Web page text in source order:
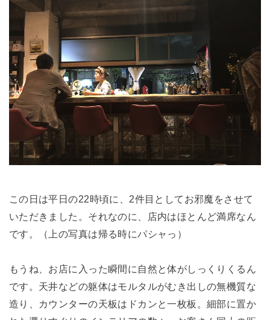
この日は平日の22時頃に、2件目としてお邪魔をさせて
いただきました。それなのに、店内はほとんど満席なん
です。（上の写真は帰る時にパシャっ）
もうね、お店に入った瞬間に自然と体がしっくりくるん
です。天井などの躯体はモルタルがむき出しの無機質な
造り、カウンターの天板はドカンと一枚板。細部に置か